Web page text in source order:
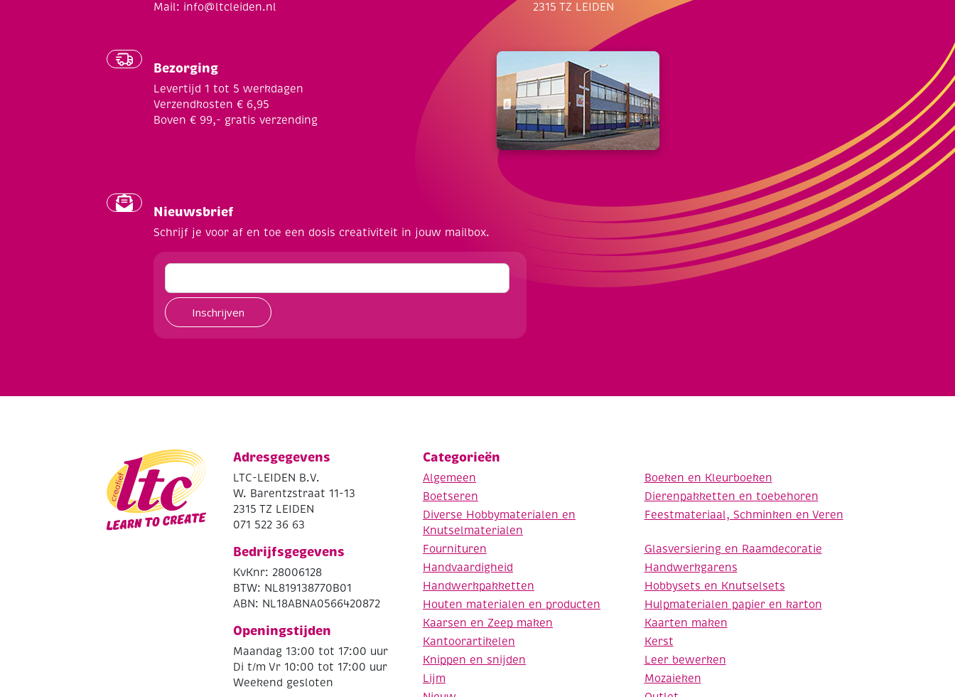
Mail: info@ltcleiden.nl
Bezorging
Levertijd 1 tot 5 werkdagen
Verzendkosten € 6,95
Boven € 99,- gratis verzending
2315 TZ LEIDEN
Nieuwsbrief
Schrijf je voor af en toe een dosis creativiteit in jouw mailbox.
Inschrijven
Adresgegevens
LTC-LEIDEN B.V.
W. Barentzstraat 11-13
2315 TZ LEIDEN
071 522 36 63
Bedrijfsgegevens
KvKnr: 28006128
BTW: NL819138770B01
ABN: NL18ABNA0566420872
Openingstijden
Maandag 13:00 tot 17:00 uur
Di t/m Vr 10:00 tot 17:00 uur
Weekend gesloten
Categorieën
Algemeen
Boeken en Kleurboeken
Boetseren
Dierenpakketten en toebehoren
Diverse Hobbymaterialen en
Knutselmaterialen
Feestmateriaal, Schminken en Veren
Fournituren
Glasversiering en Raamdecoratie
Handvaardigheid
Handwerkgarens
Handwerkpakketten
Hobbysets en Knutselsets
Houten materialen en producten
Hulpmaterialen papier en karton
Kaarsen en Zeep maken
Kaarten maken
Kantoorartikelen
Kerst
Knippen en snijden
Leer bewerken
Lijm
Mozaieken